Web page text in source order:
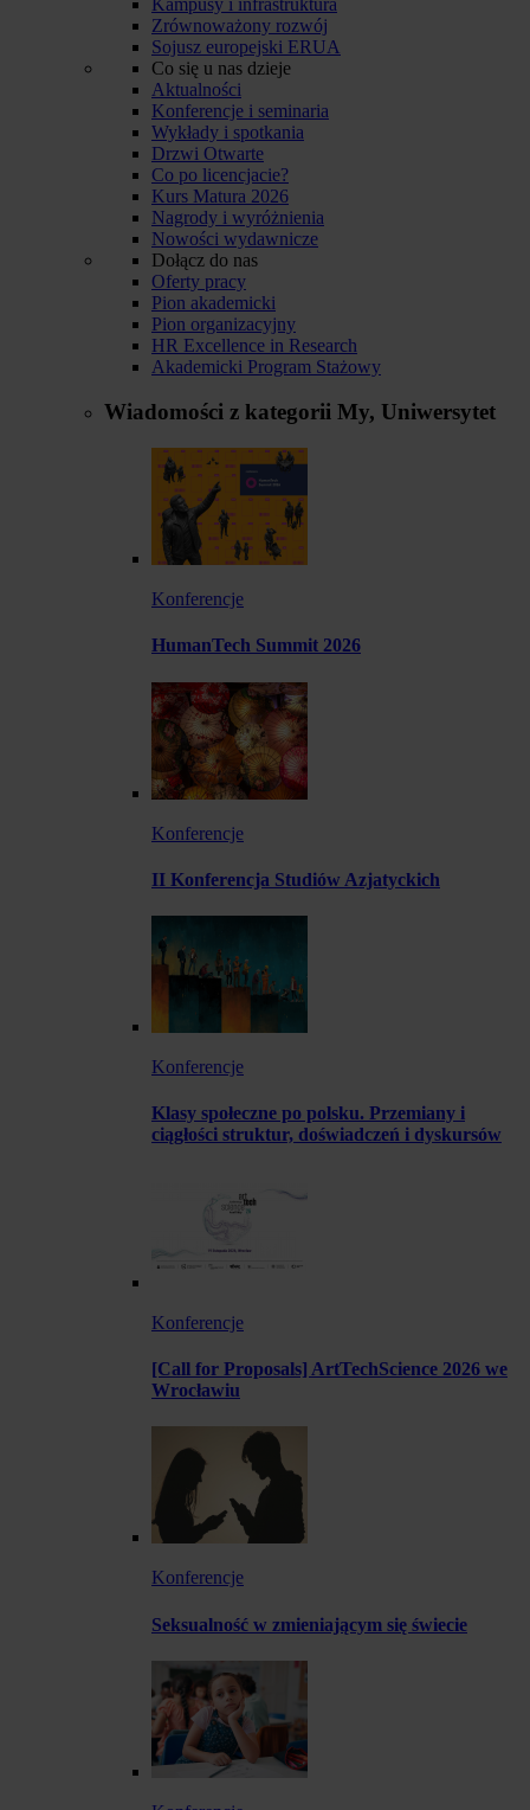
Zrównoważony rozwój
Sojusz europejski ERUA
Co się u nas dzieje
Aktualności
Konferencje i seminaria
Wykłady i spotkania
Drzwi Otwarte
Co po licencjacie?
Kurs Matura 2026
Nagrody i wyróżnienia
Nowości wydawnicze
Dołącz do nas
Oferty pracy
Pion akademicki
Pion organizacyjny
HR Excellence in Research
Akademicki Program Stażowy
Wiadomości z kategorii My, Uniwersytet
Konferencje
HumanTech Summit 2026
Konferencje
II Konferencja Studiów Azjatyckich
Konferencje
Klasy społeczne po polsku. Przemiany i
ciągłości struktur, doświadczeń i dyskursów
Konferencje
[Call for Proposals] ArtTechScience 2026 we
Wrocławiu
Konferencje
Seksualność w zmieniającym się świecie